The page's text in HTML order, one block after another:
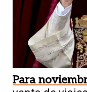
Para